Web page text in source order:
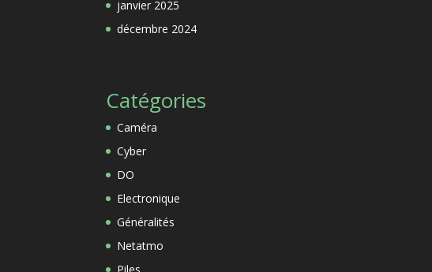
janvier 2025
décembre 2024
Catégories
Caméra
Cyber
DO
Electronique
Généralités
Netatmo
Piles